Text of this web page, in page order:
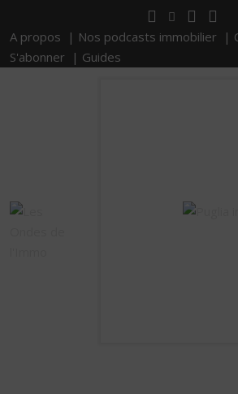
A propos | Nos podcasts immobilier |
S'abonner | Guides